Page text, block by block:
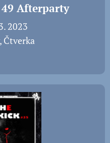
Afterparty
2023
Čtverka